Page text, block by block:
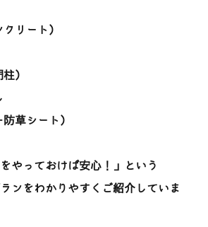
リート）
）
草シート）
やっておけば安心！」という
ンをわかりやすくご紹介していま